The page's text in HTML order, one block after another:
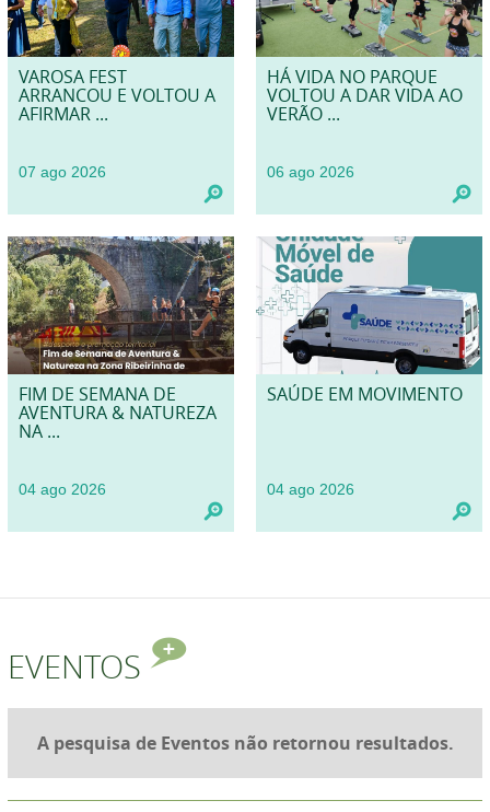
VAROSA FEST
ARRANCOU E VOLTOU A
AFIRMAR ...
07 ago 2026
HÁ VIDA NO PARQUE
VOLTOU A DAR VIDA AO
VERÃO ...
06 ago 2026
FIM DE SEMANA DE
AVENTURA & NATUREZA
NA ...
04 ago 2026
SAÚDE EM MOVIMENTO
04 ago 2026
EVENTOS
A pesquisa de Eventos não retornou resultados.